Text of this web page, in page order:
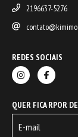
2196637-5276
REDES SOCIAIS
QUER FICA RPOR